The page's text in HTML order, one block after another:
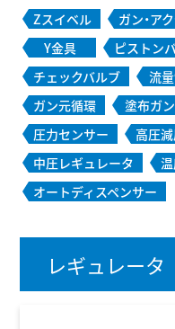
Zスイベル
ガン・ア
Y金具
ピストン
チェックバルブ
流
ガン元循環
塗布ガン
圧力センサー
高圧
中圧レギュレータ
オートディスペンサー
レギュレータ